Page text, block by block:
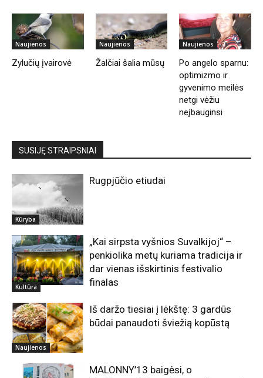
Naujienos
Zylučių įvairovė
Naujienos
Žalčiai šalia mūsų
Naujienos
Po angelo sparnu:
optimizmo ir
gyvenimo meilės
netgi vėžiu
neįbauginsi
SUSIJĘ STRAIPSNIAI
Kūryba
Rugpjūčio etiudai
Kultūra
„Kai sirpsta vyšnios Suvalkijoj“ –
penkiolika metų kuriama tradicija ir
dar vienas išskirtinis festivalio
finalas
Naujienos
Iš daržo tiesiai į lėkštę: 3 gardūs
būdai panaudoti šviežią kopūstą
MALONNY’13 baigėsi, o